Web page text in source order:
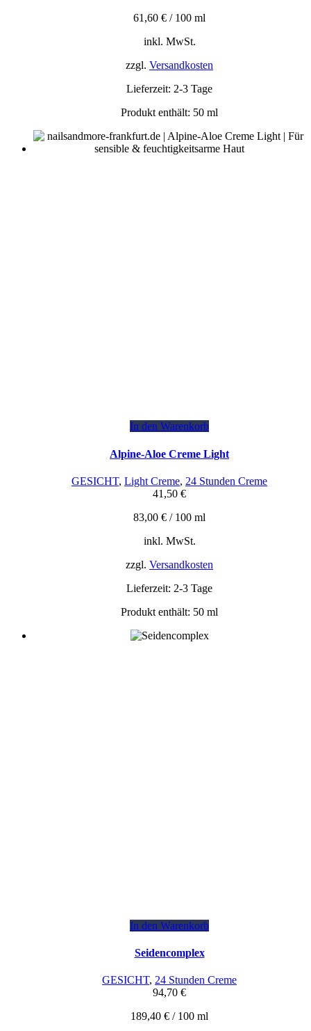
61,60 € / 100 ml
inkl. MwSt.
zzgl. Versandkosten
Lieferzeit: 2-3 Tage
Produkt enthält: 50 ml
In den Warenkorb
Alpine-Aloe Creme Light
GESICHT, Light Creme, 24 Stunden Creme
41,50 €
83,00 € / 100 ml
inkl. MwSt.
zzgl. Versandkosten
Lieferzeit: 2-3 Tage
Produkt enthält: 50 ml
In den Warenkorb
Seidencomplex
GESICHT, 24 Stunden Creme
94,70 €
189,40 € / 100 ml